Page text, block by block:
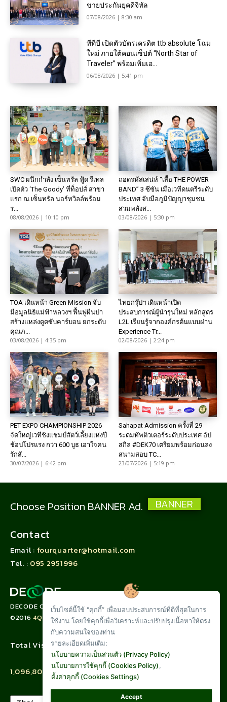
ขายประกันยุคดิจิทัล
07/08/2026 | 8:30 am
ทีทีบี เปิดตัวบัตรเครดิต ttb absolute โฉม
ใหม่ ภายใต้คอนเซ็ปต์ “North Star of
Traveler” พร้อมเพิ่มเอ...
06/08/2026 | 5:41 pm
SWC ผนึกกำลัง เซ็นทรัล ฟู้ด รีเทล
เปิดตัว ‘The Goody’ ที่ท็อปส์ สาขา
แรก ณ เซ็นทรัล นอร์ทวิลล์พร้อม
ร...
08/08/2026 | 10:10 pm
ถอดรหัสเสน่ห์ “เสื้อ THE POWER
BAND” 3 ซีซัน เมื่อเวทีดนตรีระดับ
ประเทศ จับมือภูมิปัญญาชุมชน
สวมพลังส...
03/08/2026 | 5:30 pm
TOA เดินหน้า Green Mission จับ
มือมูลนิธิแม่ฟ้าหลวงฯ ฟื้นฟูผืนป่า
สร้างแหล่งดูดซับคาร์บอน ยกระดับ
คุณภ...
03/08/2026 | 4:35 pm
ไทยกรุ๊ปฯ เดินหน้าเปิด
ประสบการณ์ผู้นำรุ่นใหม่ หลักสูตร
L2L เรียนรู้จากองค์กรต้นแบบผ่าน
Experience Tr...
02/08/2026 | 2:24 pm
PET EXPO CHAMPIONSHIP 2026
จัดใหญ่เวทีชิงแชมป์สัตว์เลี้ยงแห่งปี
ช้อปโปรแรง กว่า 600 บูธ เอาใจคน
รักสั...
30/07/2026 | 6:42 pm
Sahapat Admission ครั้งที่ 29
ระดมทัพติวเตอร์ระดับประเทศ อัป
สกิล #DEK70 เตรียมพร้อมก่อนลง
สนามสอบ TC...
23/07/2026 | 5:19 pm
Choose Position BANNER Ad. BANNER
Contact
Email : fourquarter@hotmail.com
Tel. : 095 2951996
DECODE CORPORATION LIMITED
©20164QUARTER.CO
Total Visit :
1,096,805
เว็บไซต์นี้ใช้ "คุกกี้” เพื่อมอบประสบการณ์ที่ดีที่สุดในการ
ใช้งาน โดยใช้คุกกี้เพื่อวิเคราะห์และปรับปรุงเนื้อหาให้ตรง
กับความสนใจของท่าน
รายละเอียดเพิ่มเติม:
นโยบายความเป็นส่วนตัว (Privacy Policy)
นโยบายการใช้คุกกี้ (Cookies Policy),
ตั้งค่าคุกกี้ (Cookies Settings)
Accept